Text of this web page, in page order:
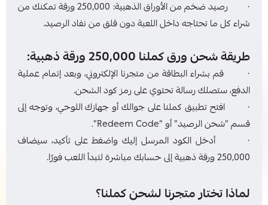
· رصيد ضخم من الأوراق الذهبية: 250,000 ورقة تمكنك من
شراء كل ما تحتاجه داخل اللعبة دون قلق من نفاد الرصيد.
طريقة شحن ورق كملنا 250,000 ورقة ذهبية:
· قم بشراء البطاقة من متجرنا الإلكتروني، وبعد إتمام عملية
الدفع، ستصلك رسالة تحتوي على رمز كود الشحن.
· افتح تطبيق كملنا على جوالك أو جهازك اللوحي، وتوجه إلى
قسم “شحن الرصيد” أو “Redeem Code”.
· أدخل الكود المرسل إليك واضغط على تأكيد، سيضاف
250,000 ورقة ذهبية إلى حسابك مباشرة لتبدأ اللعب فورًا.
لماذا تختار متجرنا لشحن كملنا؟